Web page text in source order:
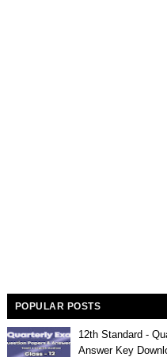
POPULAR POSTS
12th Standard -
Answer Key